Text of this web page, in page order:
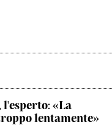
«La
lentamente»